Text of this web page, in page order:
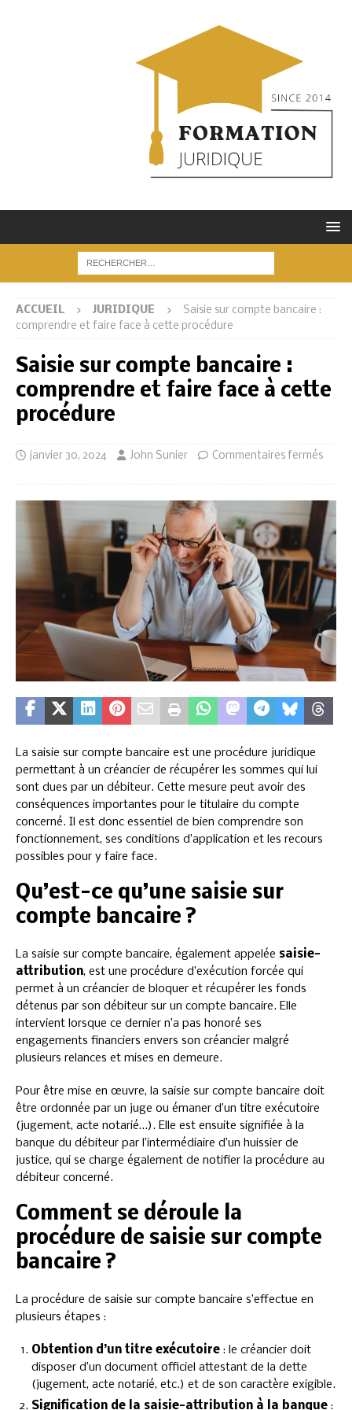
ACCUEIL JURIDIQUE
Saisie sur compte bancaire :
comprendre et faire face à cette procédure
Saisie sur compte bancaire :
comprendre et faire face à cette
procédure
janvier 30, 2024 John Sunier Commentaires fermés
La saisie sur compte bancaire est une procédure juridique
permettant à un créancier de récupérer les sommes qui lui
sont dues par un débiteur. Cette mesure peut avoir des
conséquences importantes pour le titulaire du compte
concerné. Il est donc essentiel de bien comprendre son
fonctionnement, ses conditions d’application et les recours
possibles pour y faire face.
Qu’est-ce qu’une saisie sur
compte bancaire ?
La saisie sur compte bancaire, également appelée saisie-
attribution, est une procédure d’exécution forcée qui
permet à un créancier de bloquer et récupérer les fonds
détenus par son débiteur sur un compte bancaire. Elle
intervient lorsque ce dernier n’a pas honoré ses
engagements financiers envers son créancier malgré
plusieurs relances et mises en demeure.
Pour être mise en œuvre, la saisie sur compte bancaire doit
être ordonnée par un juge ou émaner d’un titre exécutoire
(jugement, acte notarié…). Elle est ensuite signifiée à la
banque du débiteur par l’intermédiaire d’un huissier de
justice, qui se charge également de notifier la procédure au
débiteur concerné.
Comment se déroule la
procédure de saisie sur compte
bancaire ?
La procédure de saisie sur compte bancaire s’effectue en
plusieurs étapes :
Obtention d’un titre exécutoire : le créancier doit
disposer d’un document officiel attestant de la dette
(jugement, acte notarié, etc.) et de son caractère exigible.
Signification de la saisie-attribution à la banque :